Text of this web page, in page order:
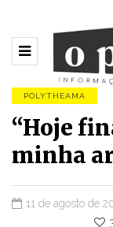
POLYTHEAMA
“Hoje
minha
11 de agosto de